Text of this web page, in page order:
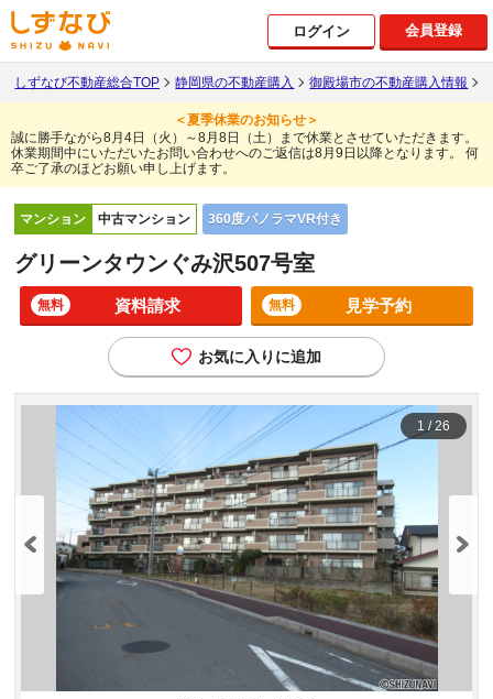
ログイン 会員登録
しずなび不動産総合TOP 静岡県の不動産購入 御殿場市の不動産購入情報
＜夏季休業のお知らせ＞
誠に勝手ながら8月4日（火）～8月8日（土）まで休業とさせていただきます。
休業期間中にいただいたお問い合わせへのご返信は8月9日以降となります。
何
卒ご了承のほどお願い申し上げます。
マンション 中古マンション 360度パノラマVR付き
グリーンタウンぐみ沢507号室
資料請求
無料 見学予約
無料
お気に入りに追加
1 / 26